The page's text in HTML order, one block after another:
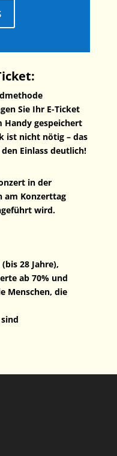
Sie Ihr E-Ticket
Handy gespeichert
ist nicht nötig – das
Einlass deutlich!
in der
am Konzerttag
wird.
28 Jahre),
ab 70% und
Menschen, die